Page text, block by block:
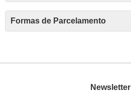
Formas de Parcelamento
Newsletter